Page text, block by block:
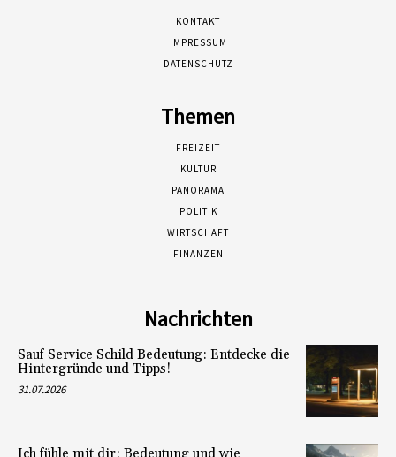
KONTAKT
IMPRESSUM
DATENSCHUTZ
Themen
FREIZEIT
KULTUR
PANORAMA
POLITIK
WIRTSCHAFT
FINANZEN
Nachrichten
Sauf Service Schild Bedeutung: Entdecke die
Hintergründe und Tipps!
31.07.2026